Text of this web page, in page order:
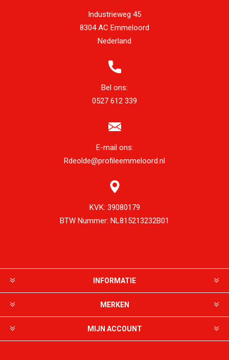
Industrieweg 45
8304 AC Emmeloord
Nederland
Bel ons:
0527 612 339
E-mail ons:
Rdeolde@profileemmeloord.nl
KVK: 39080179
BTW Nummer: NL815213232B01
INFORMATIE
MERKEN
MIJN ACCOUNT